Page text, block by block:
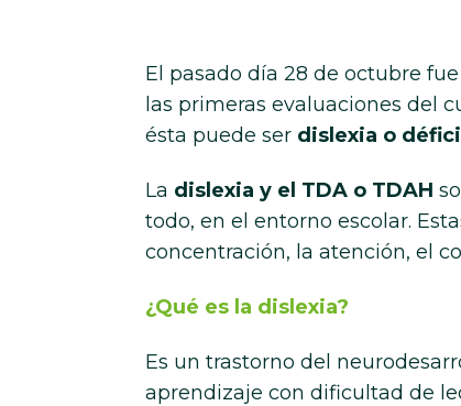
El pasado día 28 de octubre
las primeras evaluaciones del
ésta puede ser dislexia o
La dislexia y el TDA o TDAH
todo, en el entorno escolar.
concentración, la atención, el
¿Qué es la dislexia?
Es un trastorno del
aprendizaje con dificultad de